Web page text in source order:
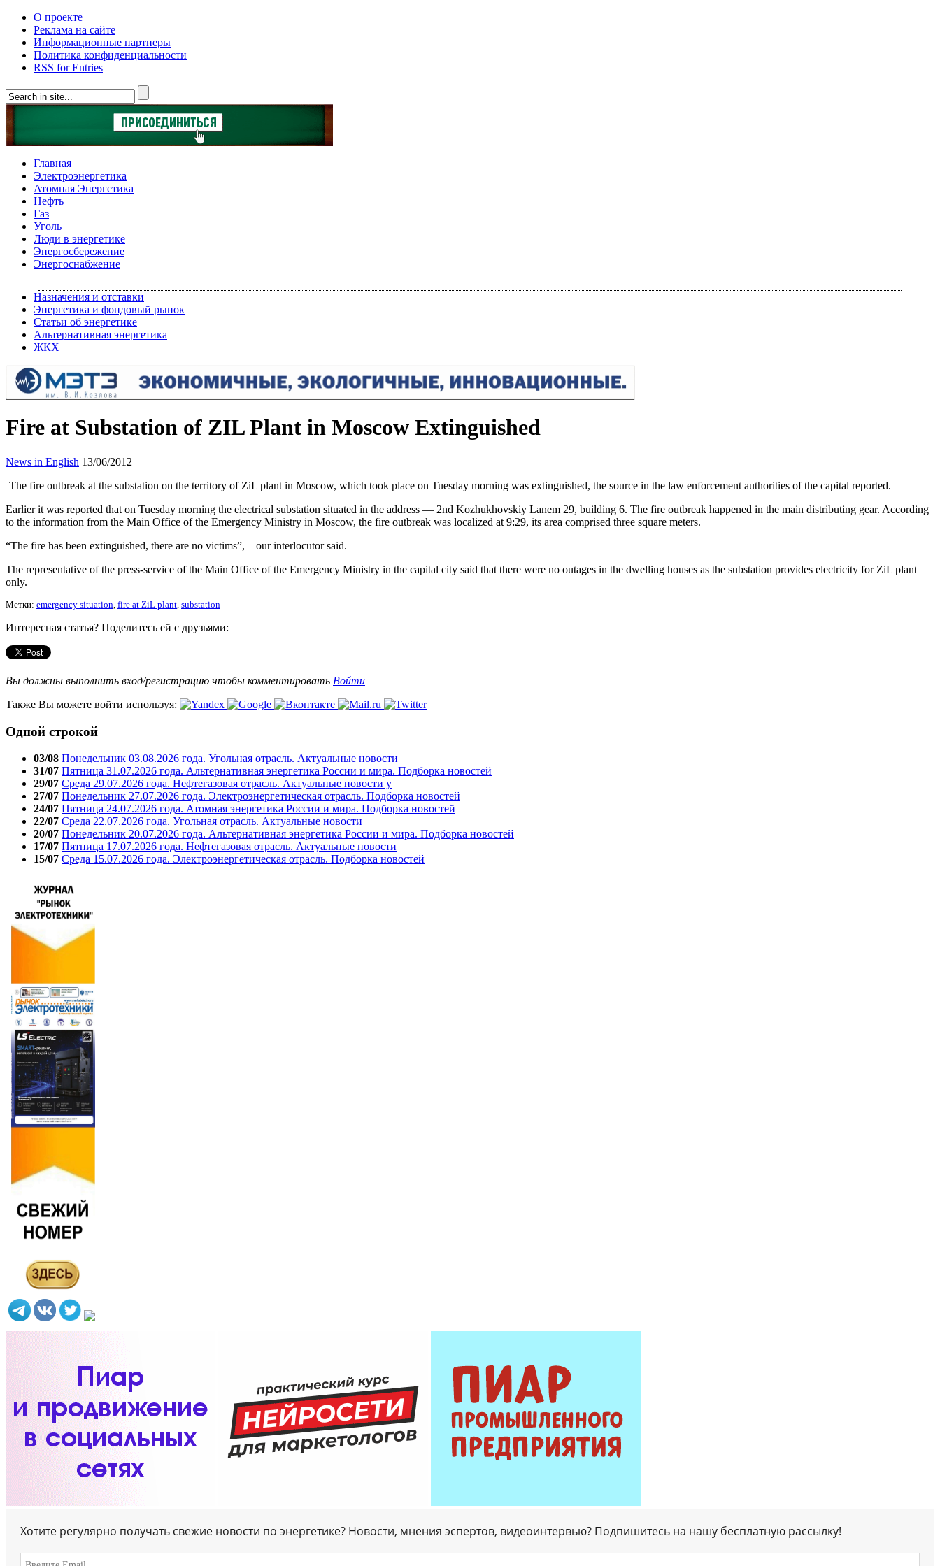
О проекте
Реклама на сайте
Информационные партнеры
Политика конфиденциальности
RSS for Entries
Главная
Электроэнергетика
Атомная Энергетика
Нефть
Газ
Уголь
Люди в энергетике
Энергосбережение
Энергоснабжение
Назначения и отставки
Энергетика и фондовый рынок
Статьи об энергетике
Альтернативная энергетика
ЖКХ
Fire at Substation of ZIL Plant in Moscow Extinguished
News in English 13/06/2012
The fire outbreak at the substation on the territory of ZiL plant in Moscow, which took place on Tuesday morning was extinguished, the source in the law enforcement authorities of the capital reported.
Earlier it was reported that on Tuesday morning the electrical substation situated in the address — 2nd Kozhukhovskiy Lanem 29, building 6. The fire outbreak happened in the main distributing gear. According
to the information from the Main Office of the Emergency Ministry in Moscow, the fire outbreak was localized at 9:29, its area comprised three square meters.
“The fire has been extinguished, there are no victims”, – our interlocutor said.
The representative of the press-service of the Main Office of the Emergency Ministry in the capital city said that there were no outages in the dwelling houses as the substation provides electricity for ZiL plant
only.
Метки: emergency situation, fire at ZiL plant, substation
Интересная статья? Поделитесь ей с друзьями:
Вы должны выполнить вход/регистрацию чтобы комментировать Войти
Также Вы можете войти используя:
Одной строкой
03/08 Понедельник 03.08.2026 года. Угольная отрасль. Актуальные новости
31/07 Пятница 31.07.2026 года. Альтернативная энергетика России и мира. Подборка новостей
29/07 Среда 29.07.2026 года. Нефтегазовая отрасль. Актуальные новости у
27/07 Понедельник 27.07.2026 года. Электроэнергетическая отрасль. Подборка новостей
24/07 Пятница 24.07.2026 года. Атомная энергетика России и мира. Подборка новостей
22/07 Среда 22.07.2026 года. Угольная отрасль. Актуальные новости
20/07 Понедельник 20.07.2026 года. Альтернативная энергетика России и мира. Подборка новостей
17/07 Пятница 17.07.2026 года. Нефтегазовая отрасль. Актуальные новости
15/07 Среда 15.07.2026 года. Электроэнергетическая отрасль. Подборка новостей
Хотите регулярно получать свежие новости по энергетике? Новости, мнения эспертов, видеоинтервью? Подпишитесь на нашу бесплатную рассылку!